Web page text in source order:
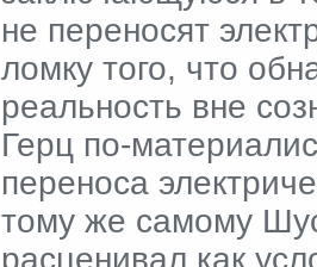
не переносят
ломку того, что
реальность вне
Герц по-
переноса
тому же самому
расценивал как